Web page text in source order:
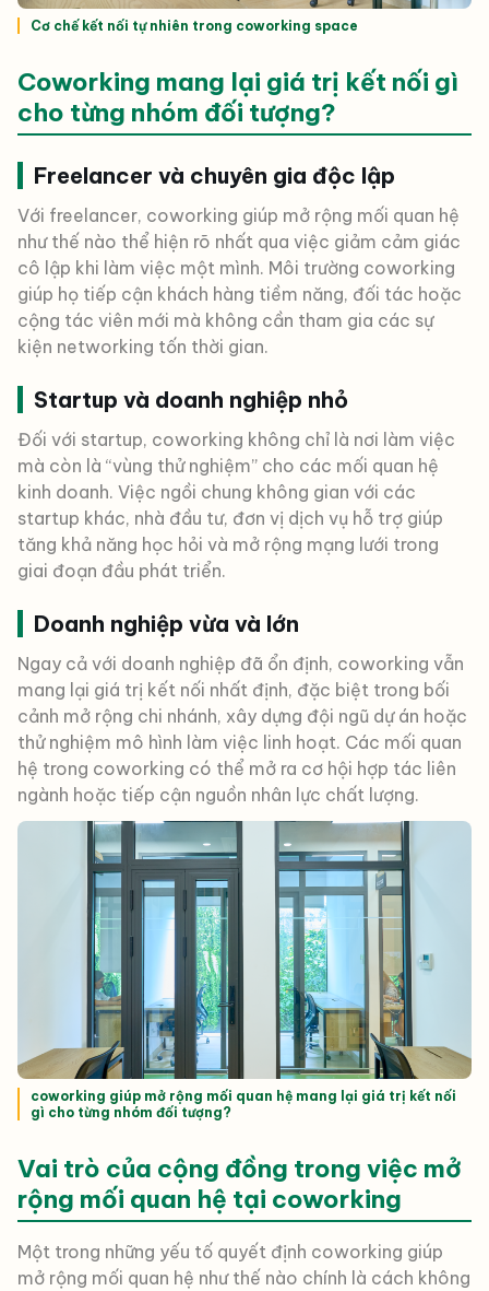
Cơ chế kết nối tự nhiên trong coworking space
Coworking mang lại giá trị kết nối gì
cho từng nhóm đối tượng?
Freelancer và chuyên gia độc lập
Với freelancer, coworking giúp mở rộng mối quan hệ
như thế nào thể hiện rõ nhất qua việc giảm cảm giác
cô lập khi làm việc một mình. Môi trường coworking
giúp họ tiếp cận khách hàng tiềm năng, đối tác hoặc
cộng tác viên mới mà không cần tham gia các sự
kiện networking tốn thời gian.
Startup và doanh nghiệp nhỏ
Đối với startup, coworking không chỉ là nơi làm việc
mà còn là “vùng thử nghiệm” cho các mối quan hệ
kinh doanh. Việc ngồi chung không gian với các
startup khác, nhà đầu tư, đơn vị dịch vụ hỗ trợ giúp
tăng khả năng học hỏi và mở rộng mạng lưới trong
giai đoạn đầu phát triển.
Doanh nghiệp vừa và lớn
Ngay cả với doanh nghiệp đã ổn định, coworking vẫn
mang lại giá trị kết nối nhất định, đặc biệt trong bối
cảnh mở rộng chi nhánh, xây dựng đội ngũ dự án hoặc
thử nghiệm mô hình làm việc linh hoạt. Các mối quan
hệ trong coworking có thể mở ra cơ hội hợp tác liên
ngành hoặc tiếp cận nguồn nhân lực chất lượng.
coworking giúp mở rộng mối quan hệ mang lại giá trị kết nối
gì cho từng nhóm đối tượng?
Vai trò của cộng đồng trong việc mở
rộng mối quan hệ tại coworking
Một trong những yếu tố quyết định coworking giúp
mở rộng mối quan hệ như thế nào chính là cách không